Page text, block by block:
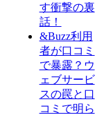
す衝撃の裏
話！
&Buzz利用
者が口コミ
で暴露？ウ
ェブサービ
スの罠と口
コミで明ら